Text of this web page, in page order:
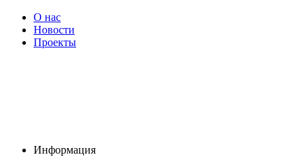
О нас
Новости
Проекты
Информация